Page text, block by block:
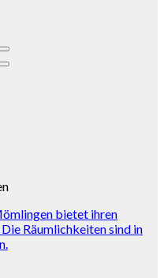
bietet ihren
Räumlichkeiten sind in